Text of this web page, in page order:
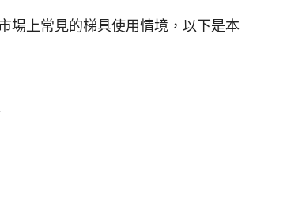
場上常見的梯具使用情境，以下是本